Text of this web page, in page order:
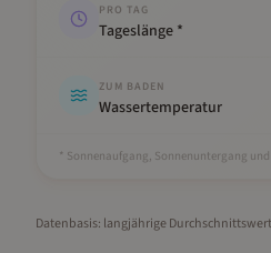
PRO TAG
Tageslänge *
ZUM BADEN
Wassertemperatur
* Sonnenaufgang, Sonnenuntergang
Datenbasis: langjährige